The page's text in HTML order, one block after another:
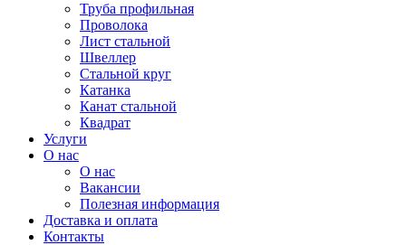
Труба профильная
Проволока
Лист стальной
Швеллер
Стальной круг
Катанка
Канат стальной
Квадрат
Услуги
О нас
О нас
Вакансии
Полезная информация
Доставка и оплата
Контакты